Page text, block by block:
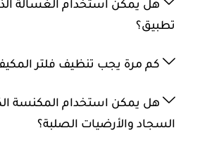
هل يمكن استخدام الغسالة
تطبيق؟
كم مرة يجب تنظيف فلتر
هل يمكن استخدام المكنسة
السجاد والأرضيات الصلبة؟